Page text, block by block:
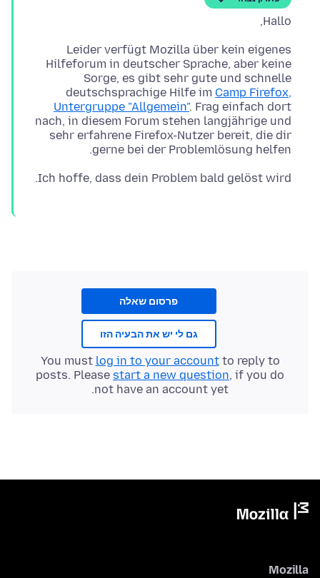
Hallo,
Leider verfügt Mozilla über kein eigenes
Hilfeforum in deutscher Sprache, aber keine
Sorge, es gibt sehr gute und schnelle
deutschsprachige Hilfe im Camp Firefox,
Untergruppe "Allgemein". Frag einfach dort
nach, in diesem Forum stehen langjährige und
sehr erfahrene Firefox-Nutzer bereit, die dir
gerne bei der Problemlösung helfen.
Ich hoffe, dass dein Problem bald gelöst wird.
פרסום שאלה
גם לי יש את הבעיה הזו
You must log in to your accountto reply to
posts. Please start a new question, if you do
not have an account yet.
Mozilla